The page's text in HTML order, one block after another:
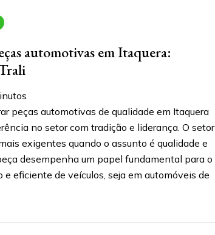
automotivas em Itaquera:
peças automotivas de qualidade em Itaquera
no setor com tradição e liderança. O setor
exigentes quando o assunto é qualidade e
desempenha um papel fundamental para o
eficiente de veículos, seja em automóveis de